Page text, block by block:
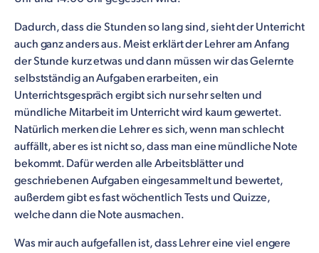
Dadurch, dass die Stunden so lang sind, sieht der Unterricht
auch ganz anders aus. Meist erklärt der Lehrer am Anfang
der Stunde kurz etwas und dann müssen wir das Gelernte
selbstständig an Aufgaben erarbeiten, ein
Unterrichtsgespräch ergibt sich nur sehr selten und
mündliche Mitarbeit im Unterricht wird kaum gewertet.
Natürlich merken die Lehrer es sich, wenn man schlecht
auffällt, aber es ist nicht so, dass man eine mündliche Note
bekommt. Dafür werden alle Arbeitsblätter und
geschriebenen Aufgaben eingesammelt und bewertet,
außerdem gibt es fast wöchentlich Tests und Quizze,
welche dann die Note ausmachen.
Was mir auch aufgefallen ist, dass Lehrer eine viel engere